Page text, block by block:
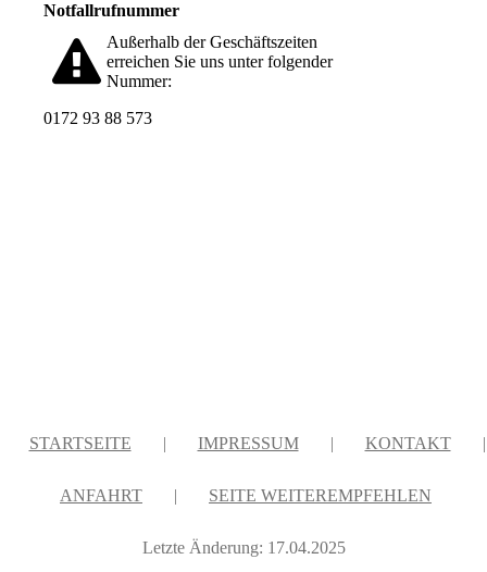
Notfallrufnummer
Außerhalb der Geschäftszeiten
erreichen Sie uns unter folgender
Nummer:
0172 93 88 573
STARTSEITE IMPRESSUM KONTAKT
ANFAHRT SEITE WEITEREMPFEHLEN
Letzte Änderung: 17.04.2025